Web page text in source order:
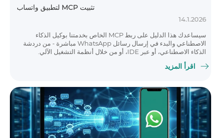
تثبيت MCP لتطبيق واتساب
14.1.2026
سيساعدك هذا الدليل على ربط MCP الخاص بخدمتنا بوكيل الذكاء
الاصطناعي والبدء في إرسال رسائل WhatsApp مباشرة - من دردشة
الذكاء الاصطناعي، أو عبر IDE، أو من خلال أنظمة التشغيل الآلي.
اقرأ المزيد